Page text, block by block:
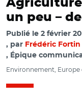
Agriculture
un peu –
Publié le 2 février
par Frédéric Fortin
, Épique
Environnement, Europe